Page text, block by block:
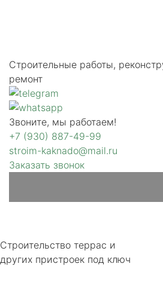
Строительные работы,
ремонт
Звоните, мы работаем!
+7 (930) 887-49-99
stroim-kaknado@mail.ru
Заказать звонок
Строительство террас и
других пристроек под ключ